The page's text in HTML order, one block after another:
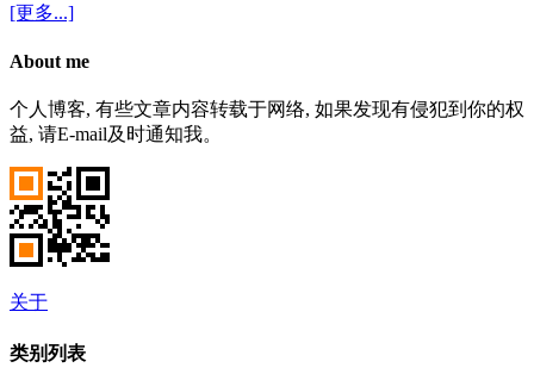
[更多...]
About me
个人博客, 有些文章内容转载于网络, 如果发现有侵犯到你的权
益, 请E-mail及时通知我。
关于
类别列表